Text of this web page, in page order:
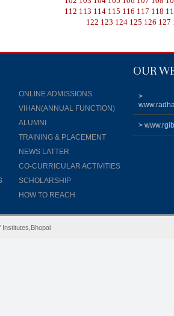
112 113 114 115 116 117 118
122 123 124 125 126 127